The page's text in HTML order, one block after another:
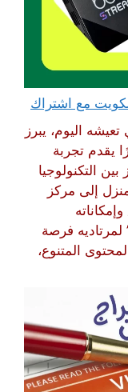
اليوم، يبرز
يقدم تجربة
التكنولوجيا
إلى مركز
فرصة
المتنوع،